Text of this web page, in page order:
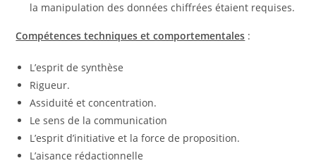
la manipulation des données chiffrées étaient requises.
Compétences techniques et comportementales :
L’esprit de synthèse
Rigueur.
Assiduité et concentration.
Le sens de la communication
L’esprit d’initiative et la force de proposition.
L’aisance rédactionnelle